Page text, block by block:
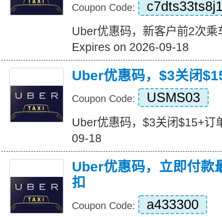
Coupon Code:
Uber优惠码，新客户前2次乘
Expires on 2026-09-18
Uber优惠码，$3关闭
Coupon Code: USMS03
Uber优惠码，$3关闭$15+订
09-18
Uber优惠码，立即付款
扣
Coupon Code: a433300